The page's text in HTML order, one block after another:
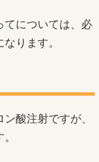
てについては、必
ります。
酸注射ですが、